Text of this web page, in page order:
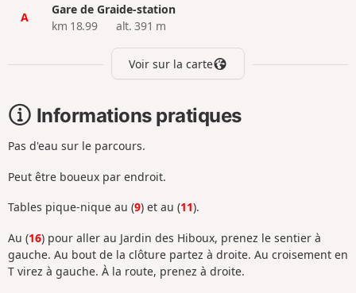
A
Gare de Graide-station
km 18.99
alt. 391 m
Voir sur la carte
Informations pratiques
Pas d'eau sur le parcours.
Peut être boueux par endroit.
Tables pique-nique au (9) et au (11).
Au (16) pour aller au Jardin des Hiboux, prenez le sentier à
gauche. Au bout de la clôture partez à droite. Au croisement en
T virez à gauche. À la route, prenez à droite.